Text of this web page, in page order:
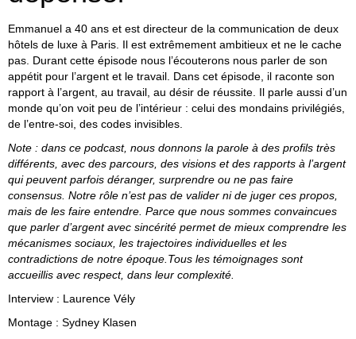
Emmanuel a 40 ans et est directeur de la communication de deux
hôtels de luxe à Paris. Il est extrêmement ambitieux et ne le cache
pas. Durant cette épisode nous l’écouterons nous parler de son
appétit pour l’argent et le travail. Dans cet épisode, il raconte son
rapport à l’argent, au travail, au désir de réussite. Il parle aussi d’un
monde qu’on voit peu de l’intérieur : celui des mondains privilégiés,
de l’entre-soi, des codes invisibles.
Note : dans ce podcast, nous donnons la parole à des profils très
différents, avec des parcours, des visions et des rapports à l’argent
qui peuvent parfois déranger, surprendre ou ne pas faire
consensus. Notre rôle n’est pas de valider ni de juger ces propos,
mais de les faire entendre. Parce que nous sommes convaincues
que parler d’argent avec sincérité permet de mieux comprendre les
mécanismes sociaux, les trajectoires individuelles et les
contradictions de notre époque.Tous les témoignages sont
accueillis avec respect, dans leur complexité.
Interview : Laurence Vély
Montage : Sydney Klasen